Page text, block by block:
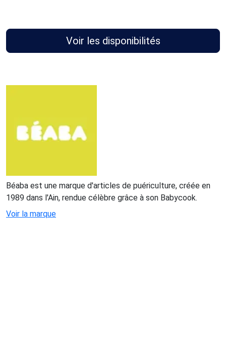
Voir les disponibilités
Béaba est une marque d'articles de puériculture, créée en
1989 dans l'Ain, rendue célèbre grâce à son Babycook.
Voir la marque